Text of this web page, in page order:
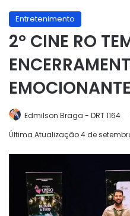
Entretenimento
2º CINE RO
Edmilson Braga - DRT 1164
Última Atualização 4 de